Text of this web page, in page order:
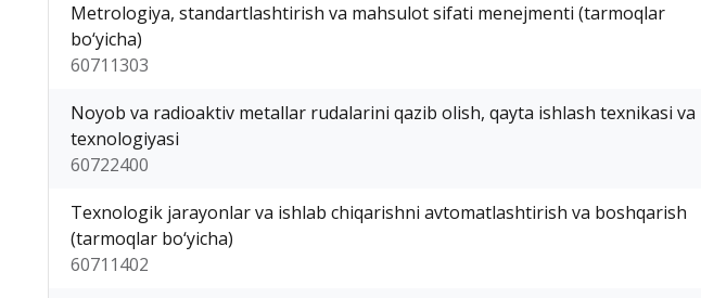
Metrologiya, standartlashtirish va mahsulot sifati menejmenti (tarmoqlar
bo‘yicha)
60711303
Noyob va radioaktiv metallar rudalarini qazib olish, qayta ishlash texnikasi va
texnologiyasi
60722400
Texnologik jarayonlar va ishlab chiqarishni avtomatlashtirish va boshqarish
(tarmoqlar bo‘yicha)
60711402